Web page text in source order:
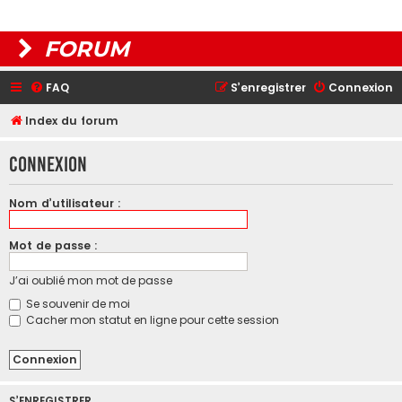
FORUM
FAQ Connexion
S’enregistrer
Index du forum
Connexion
Nom d’utilisateur :
Mot de passe :
J’ai oublié mon mot de passe
Se souvenir de moi
Cacher mon statut en ligne pour cette session